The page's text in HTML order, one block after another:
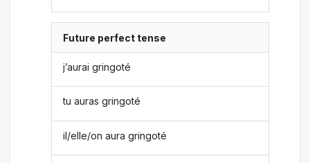
Future perfect tense
j’aurai gringoté
tu auras gringoté
il/elle/on aura gringoté